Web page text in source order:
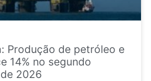
Produção de petróleo e
14% no segundo
2026